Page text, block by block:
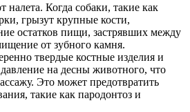
налета. Когда собаки, такие как
грызут крупные кости,
остатков пищи, застрявших между
от зубного камня.
твердые костные изделия и
на десны животного, что
Это может предотвратить
такие как пародонтоз и